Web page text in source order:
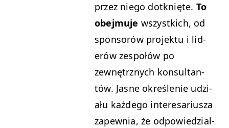
przez niego dotknięte. To
obe­j­mu­je wszys­t­kich, od
spon­sorów pro­jek­tu i lid­
erów zespołów po
zewnętrznych kon­sul­tan­
tów. Jasne określe­nie udzi­
ału każdego intere­sar­iusza
zapew­nia, że odpowiedzial­